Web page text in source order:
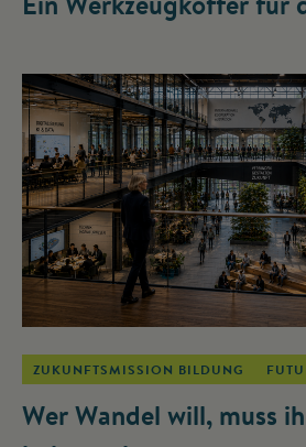
ZUKUNFTSMISSION BILDUNG
Wer Wandel will, muss